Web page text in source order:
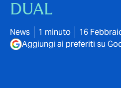
DUAL
News 1 minuto
16
Aggiungi ai preferiti su